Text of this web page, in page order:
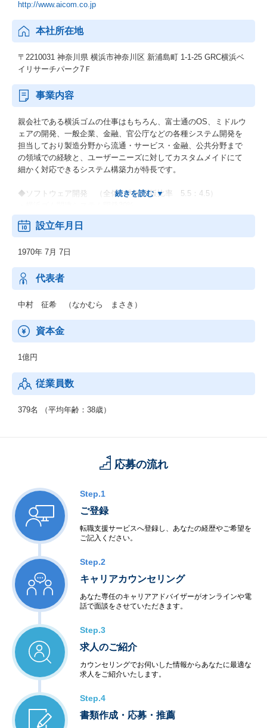
http://www.aicom.co.jp
本社所在地
〒2210031 神奈川県 横浜市神奈川区 新浦島町 1-1-25 GRC横浜ベ
イリサーチパーク7Ｆ
事業内容
親会社である横浜ゴムの仕事はもちろん、富士通のOS、ミドルウ
ェアの開発、一般企業、金融、官公庁などの各種システム開発を
担当しており製造分野から流通・サービス・金融、公共分野まで
の領域での経験と、ユーザーニーズに対してカスタムメイドにて
細かく対応できるシステム構築力が特長です。
◆ソフトウェア開発 （全体の内販外販比率 5.5：4.5）
・富士通関連システム開発40%
・新規事業(ERP関連)30%（内外販売比率1：1）
◆コンピュータ及び関連機器の販売
◆パッケージソフトの販売
◆コンサルテーション
◆受託計算
◆コンピュータ用品の販売
【業務分野】
・製造系（横浜ゴムを中心）
・流通系（自社ユーザ）
・ERP（横浜ゴム・SAP導入ユーザ）など
設立年月日
1970年 7月 7日
代表者
中村 征希 （なかむら まさき）
資本金
1億円
従業員数
379名 （平均年齢：38歳）
応募の流れ
Step.1
ご登録
転職支援サービスへ登録し、あなたの経歴やご希望を
ご記入ください。
Step.2
キャリアカウンセリング
あなた専任のキャリアアドバイザーがオンラインや電
話で面談をさせていただきます。
Step.3
求人のご紹介
カウンセリングでお伺いした情報からあなたに最適な
求人をご紹介いたします。
Step.4
書類作成・応募・推薦